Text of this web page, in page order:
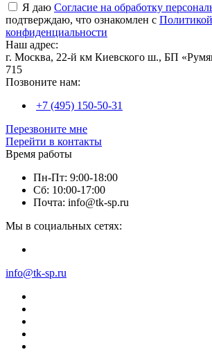
Я даю Согласие на обработку
подтверждаю, что ознакомлен с Политикой
конфиденциальности
Наш адрес:
г. Москва, 22-й км Киевского ш., БП
715
Позвоните нам:
+7 (495) 150-50-31
Перезвоните мне
Перейти в контакты
Время работы
Пн-Пт: 9:00-18:00
Сб: 10:00-17:00
Почта: info@tk-sp.ru
Мы в социальных сетях:
info@tk-sp.ru